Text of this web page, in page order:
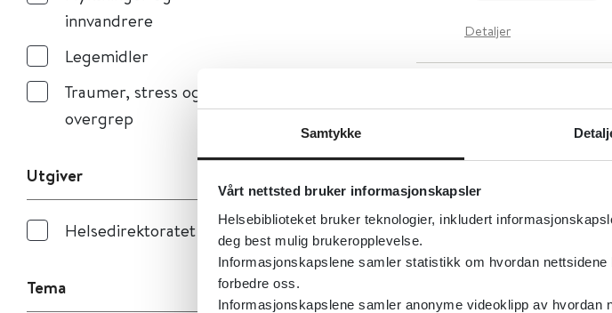
Samtykke
Vårt nettsted bruker informasjonskapsler
Helsebiblioteket bruker teknologier, inkludert
deg best mulig brukeropplevelse.
Informasjonskapslene samler statistikk om hvordan
forbedre oss.
Informasjonskapslene samler anonyme videoklipp av
innvandrere
Legemidler
Traumer, stress og
overgrep
Utgiver
Helsedirektoratet
Tema
Detaljer